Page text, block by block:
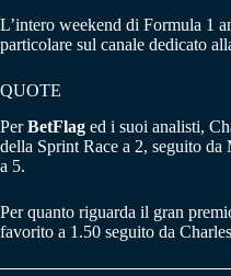
L’intero weekend di Formula 1
particolare sul canale dedicato
QUOTE
PerBetFlag ed i suoi analisti,
della Sprint Race a 2, seguito da
a 5.
Per quanto riguarda il gran
favorito a 1.50 seguito da